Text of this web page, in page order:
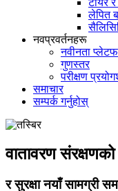
टायर
लेपित
नवप्रवर्तनहरू
नवीनता
गुणस्तर
परीक्षण
समाचार
सम्पर्क गर्नुहोस्
वातावरण संरक्षणको
र सुरक्षा नयाँ सामग्री